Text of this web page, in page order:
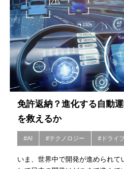
免許返納？進化する自動
を救えるか
#AI #テクノロジー #ドライ
いま、世界中で開発が進められて